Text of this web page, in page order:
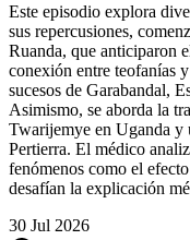
Este episodio explora
sus repercusiones,
Ruanda, que anticiparon
conexión entre teofanías
sucesos de Garabandal,
Asimismo, se aborda la
Twarijemye en Uganda
Pertierra. El médico
fenómenos como el
desafían la explicación
30 Jul 2026